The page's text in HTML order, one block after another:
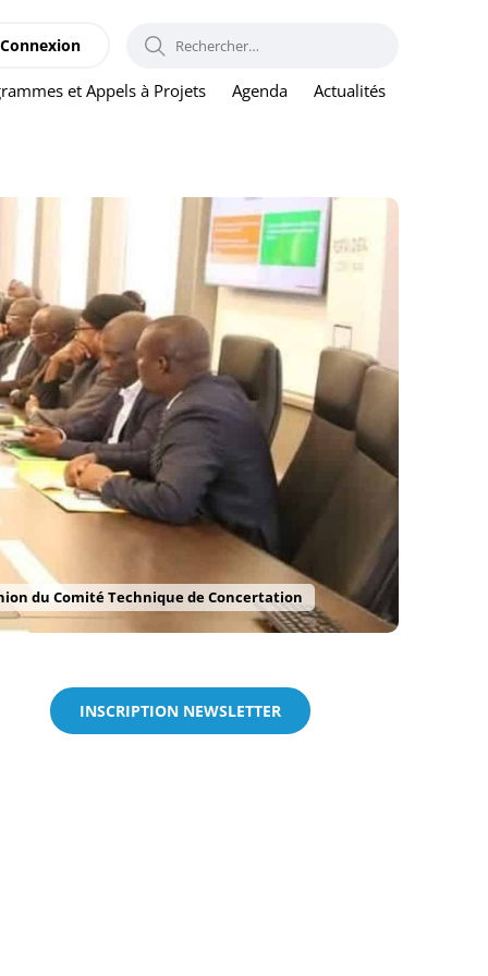
et Appels à Projets Agenda Actualités
Connexion RECHERCHER :
du Comité Technique de Concertation
INSCRIPTION NEWSLETTER